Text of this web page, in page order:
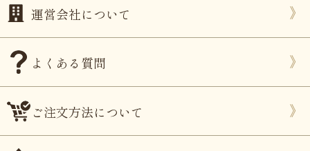
運営会社について
よくある質問
ご注文方法について